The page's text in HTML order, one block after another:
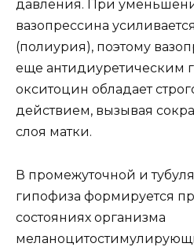
давления. При
вазопрессина
(полиурия), поэтому
еще антидиуретическим
окситоцин обладает
действием, вызывая
слоя матки.
В промежуточной и
гипофиза формируется
состояниях организма